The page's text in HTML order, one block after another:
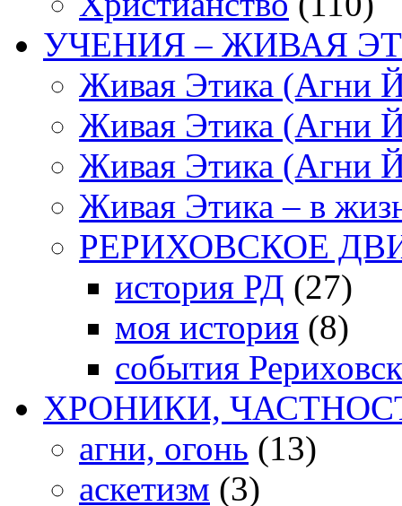
УЧЕНИЯ – ЖИВАЯ
Живая Этика (Агни
Живая Этика (Агни
Живая Этика (Агни
Живая Этика – в
РЕРИХОВСКОЕ
история РД (27)
моя история (8)
события
ХРОНИКИ,
агни, огонь (13)
аскетизм (3)